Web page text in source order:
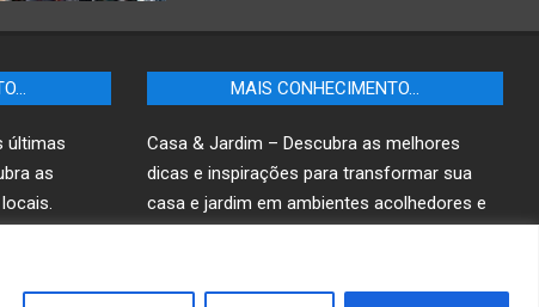
últimas
as
MAIS CONHECIMENTO…
Casa & Jardim – Descubra as melhores
dicas e inspirações para transformar sua
casa e jardim em ambientes acolhedores e